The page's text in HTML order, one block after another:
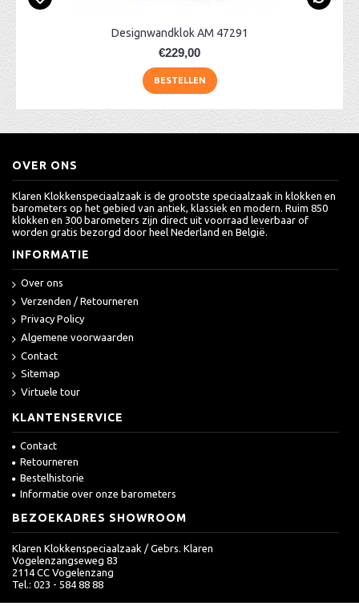
Designwandklok AM 47291
€229,00
BESTELLEN
OVER ONS
Klaren Klokkenspeciaalzaak is de grootste speciaalzaak in klokken en
barometers op het gebied van antiek, klassiek en modern. Ruim 850
klokken en 300 barometers zijn direct uit voorraad leverbaar of
worden gratis bezorgd door heel Nederland en België.
INFORMATIE
Over ons
Verzenden / Retourneren
Privacy Policy
Algemene voorwaarden
Contact
Sitemap
Virtuele tour
KLANTENSERVICE
Contact
Retourneren
Bestelhistorie
Informatie over onze barometers
BEZOEKADRES SHOWROOM
Klaren Klokkenspeciaalzaak / Gebrs. Klaren
Vogelenzangseweg 83
2114 CC Vogelenzang
Tel.: 023 - 584 88 88